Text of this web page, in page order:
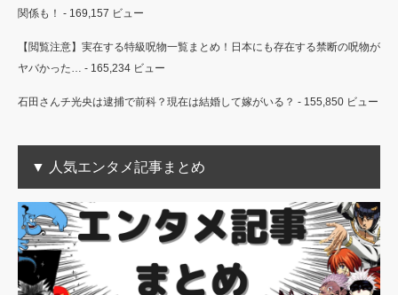
関係も！ - 169,157 ビュー
【閲覧注意】実在する特級呪物一覧まとめ！日本にも存在する禁断の呪物が
ヤバかった… - 165,234 ビュー
石田さんチ光央は逮捕で前科？現在は結婚して嫁がいる？ - 155,850 ビュー
▼ 人気エンタメ記事まとめ